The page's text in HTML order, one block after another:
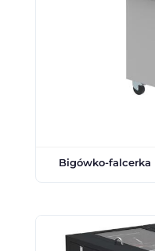
Bigówko-falcerka